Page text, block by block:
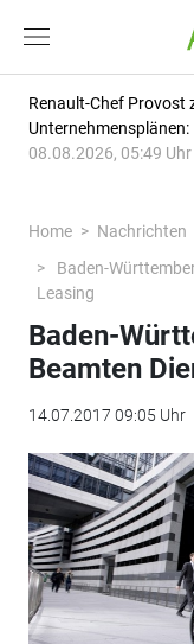
Renault-Chef Provost
Unternehmensplänen:
08.08.2026, 05:49 Uhr
Home Nachrichten
Baden-
Leasing
Baden-
Beamten
14.07.2017 09:05 Uhr